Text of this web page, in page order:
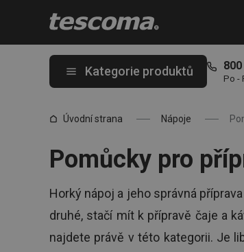
Kategorie produktů
Po -
Úvodní strana Nápoje
Pomůcky pro
Horký nápoj a jeho správná
druhé, stačí mít k přípravě čaje a
najdete právě v této kategorii. Je